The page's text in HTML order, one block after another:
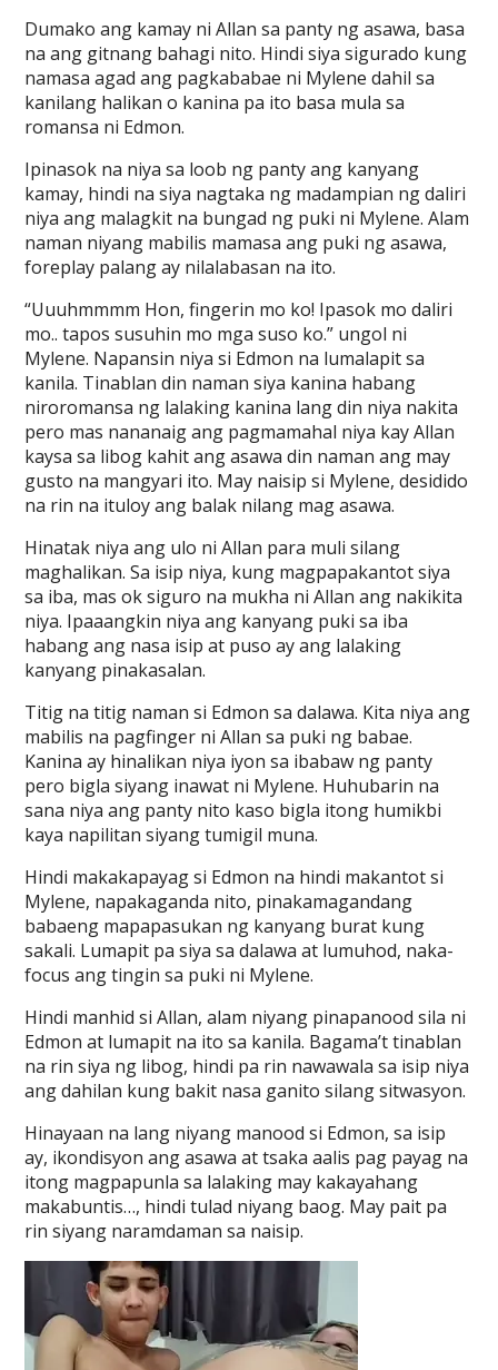
Dumako ang kamay ni Allan sa panty ng asawa, basa
na ang gitnang bahagi nito. Hindi siya sigurado kung
namasa agad ang pagkababae ni Mylene dahil sa
kanilang halikan o kanina pa ito basa mula sa
romansa ni Edmon.
Ipinasok na niya sa loob ng panty ang kanyang
kamay, hindi na siya nagtaka ng madampian ng daliri
niya ang malagkit na bungad ng puki ni Mylene. Alam
naman niyang mabilis mamasa ang puki ng asawa,
foreplay palang ay nilalabasan na ito.
“Uuuhmmmm Hon, fingerin mo ko! Ipasok mo daliri
mo.. tapos susuhin mo mga suso ko.” ungol ni
Mylene. Napansin niya si Edmon na lumalapit sa
kanila. Tinablan din naman siya kanina habang
niroromansa ng lalaking kanina lang din niya nakita
pero mas nananaig ang pagmamahal niya kay Allan
kaysa sa libog kahit ang asawa din naman ang may
gusto na mangyari ito. May naisip si Mylene, desidido
na rin na ituloy ang balak nilang mag asawa.
Hinatak niya ang ulo ni Allan para muli silang
maghalikan. Sa isip niya, kung magpapakantot siya
sa iba, mas ok siguro na mukha ni Allan ang nakikita
niya. Ipaaangkin niya ang kanyang puki sa iba
habang ang nasa isip at puso ay ang lalaking
kanyang pinakasalan.
Titig na titig naman si Edmon sa dalawa. Kita niya ang
mabilis na pagfinger ni Allan sa puki ng babae.
Kanina ay hinalikan niya iyon sa ibabaw ng panty
pero bigla siyang inawat ni Mylene. Huhubarin na
sana niya ang panty nito kaso bigla itong humikbi
kaya napilitan siyang tumigil muna.
Hindi makakapayag si Edmon na hindi makantot si
Mylene, napakaganda nito, pinakamagandang
babaeng mapapasukan ng kanyang burat kung
sakali. Lumapit pa siya sa dalawa at lumuhod, naka-
focus ang tingin sa puki ni Mylene.
Hindi manhid si Allan, alam niyang pinapanood sila ni
Edmon at lumapit na ito sa kanila. Bagama’t tinablan
na rin siya ng libog, hindi pa rin nawawala sa isip niya
ang dahilan kung bakit nasa ganito silang sitwasyon.
Hinayaan na lang niyang manood si Edmon, sa isip
ay, ikondisyon ang asawa at tsaka aalis pag payag na
itong magpapunla sa lalaking may kakayahang
makabuntis…, hindi tulad niyang baog. May pait pa
rin siyang naramdaman sa naisip.